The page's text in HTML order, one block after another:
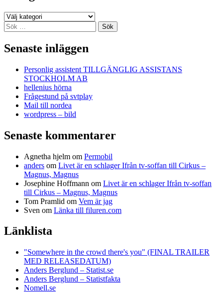
Kategorier
Sök
efter:
Senaste inläggen
Personlig assistent TILLGÄNGLIG ASSISTANS
STOCKHOLM AB
hellenius hörna
Frågestund på svtplay
Mail till nordea
wordpress – bild
Senaste kommentarer
Agnetha hjelm om Permobil
anders om Livet är en schlager Ifrån tv-soffan till Cirkus –
Magnus, Magnus
Josephine Hoffmann om Livet är en schlager Ifrån tv-soffan
till Cirkus – Magnus, Magnus
Tom Pramlid om Vem är jag
Sven om Länka till filuren.com
Länklista
"Somewhere in the crowd there's you" (FINAL TRAILER
MED RELEASEDATUM)
Anders Berglund – Statist.se
Anders Berglund – Statistfakta
Nomell.se